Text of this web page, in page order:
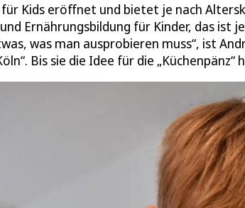
Kids eröffnet und bietet je nach
Ernährungsbildung für Kinder, das ist
was man ausprobieren muss“, ist
Bis sie die Idee für die „Küchenpänz“